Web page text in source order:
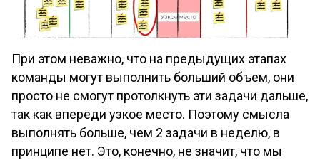
При этом неважно, что на предыдущих этапах
команды могут выполнить больший объем, они
просто не смогут протолкнуть эти задачи дальше,
так как впереди узкое место. Поэтому смысла
выполнять больше, чем 2 задачи в неделю, в
принципе нет. Это, конечно, не значит, что мы